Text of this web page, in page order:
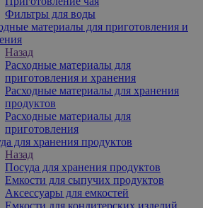
Фильтры для воды
материалы для приготовления и
Назад
Расходные материалы для
приготовления и хранения
Расходные материалы для хранения
продуктов
Расходные материалы для
приготовления
для хранения продуктов
Назад
Посуда для хранения продуктов
Емкости для сыпучих продуктов
Аксессуары для емкостей
Емкости для кондитерских изделий